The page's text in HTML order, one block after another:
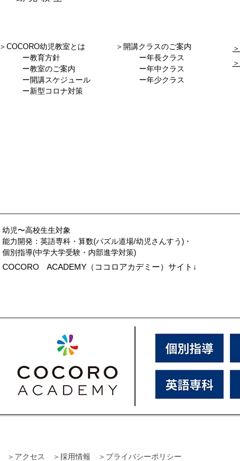
＞COCORO幼児教室とは
ー教育方針
ー教室のご案内
ー開講スケジュール
ー新型コロナ対策
＞ 開講クラスのご案内
ー年長クラス
ー年中クラス
ー年少クラス
幼児〜高校生生対象
能力開発：英語専科・算数(パズル道場/幼児さんすう)・
個別指導(中学大学受験・内部進学対策)
COCORO ACADEMY（ココロアカデミー）サイト↓
＞ アクセス ＞採用情報 ＞プライバシーポリシー